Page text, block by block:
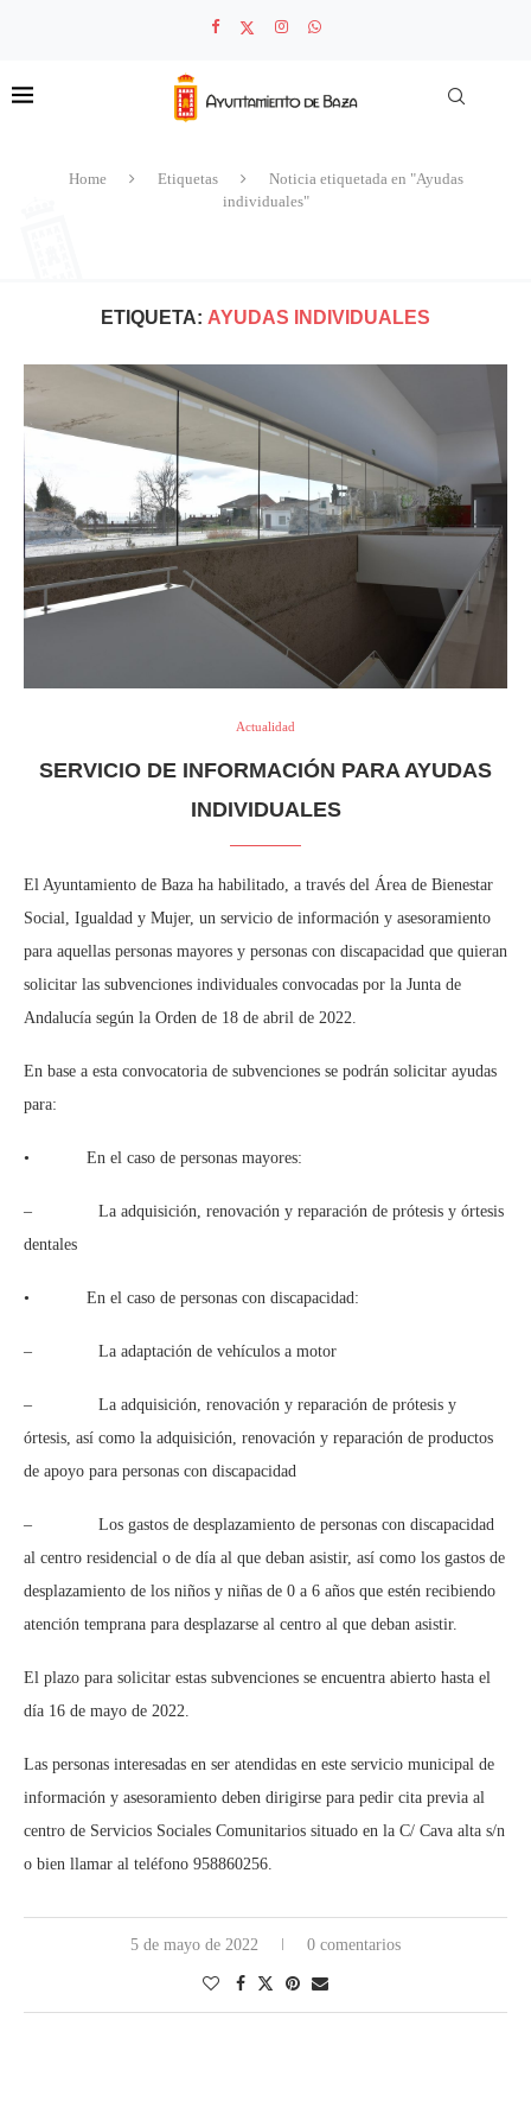
Home Etiquetas
Noticia etiquetada en "Ayudas
individuales"
ETIQUETA: AYUDAS INDIVIDUALES
Actualidad
SERVICIO DE INFORMACIÓN PARA AYUDAS
INDIVIDUALES
El Ayuntamiento de Baza ha habilitado, a través del Área de Bienestar
Social, Igualdad y Mujer, un servicio de información y asesoramiento
para aquellas personas mayores y personas con discapacidad que quieran
solicitar las subvenciones individuales convocadas por la Junta de
Andalucía según la Orden de 18 de abril de 2022.
En base a esta convocatoria de subvenciones se podrán solicitar ayudas
para:
• En el caso de personas mayores:
– La adquisición, renovación y reparación de prótesis y órtesis
dentales
• En el caso de personas con discapacidad:
– La adaptación de vehículos a motor
– La adquisición, renovación y reparación de prótesis y
órtesis, así como la adquisición, renovación y reparación de productos
de apoyo para personas con discapacidad
– Los gastos de desplazamiento de personas con discapacidad
al centro residencial o de día al que deban asistir, así como los gastos de
desplazamiento de los niños y niñas de 0 a 6 años que estén recibiendo
atención temprana para desplazarse al centro al que deban asistir.
El plazo para solicitar estas subvenciones se encuentra abierto hasta el
día 16 de mayo de 2022.
Las personas interesadas en ser atendidas en este servicio municipal de
información y asesoramiento deben dirigirse para pedir cita previa al
centro de Servicios Sociales Comunitarios situado en la C/ Cava alta s/n
o bien llamar al teléfono 958860256.
5 de mayo de 2022 0 comentarios